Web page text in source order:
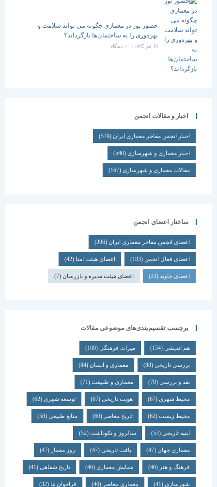
حضور نور در معماری چگونه می تواند سلامت و
بهره‌وری را به ساختمان‌ها بازگرداند؟
/ ۰ دیدگاه
اخبار و مقالات انجمن
اخبار انجمن مفاخر معماری ایران (579)
اخبار معماری و شهرسازی(540)
مقالات معماری و شهرسازی(167)
ساختار اعضای انجمن
اعضای انجمن مفاخر معماری ایران (206)
اعضای فعال انجمن(183) اعضای هیئت امنا(42)
اعضای جاوید(22) اعضای هیئت مدیره و بازرسان(7)
برچسب تقسیم‌بندی‌های موضوعی مقالات
هم اندیشی (154) میراث فرهنگی (109)
بررسی تاریخی (88) معماری و انسان (84)
نقد و بررسی (79) معماری و طبیعت (71)
محیط شهری(67) هویت تاریخی(67) توسعه شهری(62)
محیط زیست(62) تاریخ معاصر(60) منابع طبیعی(58)
ابنیه تاریخی(53) سالروز و نکوداشت(52)
معماری جهان (47) بافت تاریخی(47) روز معمار(47)
فرهنگ و هنر(46) همایش معماری (46) تاریخ شفاهی (41)
شهرسازی(41) معماری معاصر(40) فراخوان ها (32)